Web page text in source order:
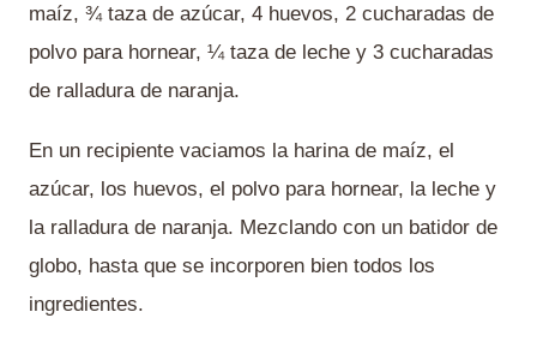
maíz, ¾ taza de azúcar, 4 huevos, 2 cucharadas de
polvo para hornear, ¼ taza de leche y 3 cucharadas
de ralladura de naranja.
En un recipiente vaciamos la harina de maíz, el
azúcar, los huevos, el polvo para hornear, la leche y
la ralladura de naranja. Mezclando con un batidor de
globo, hasta que se incorporen bien todos los
ingredientes.